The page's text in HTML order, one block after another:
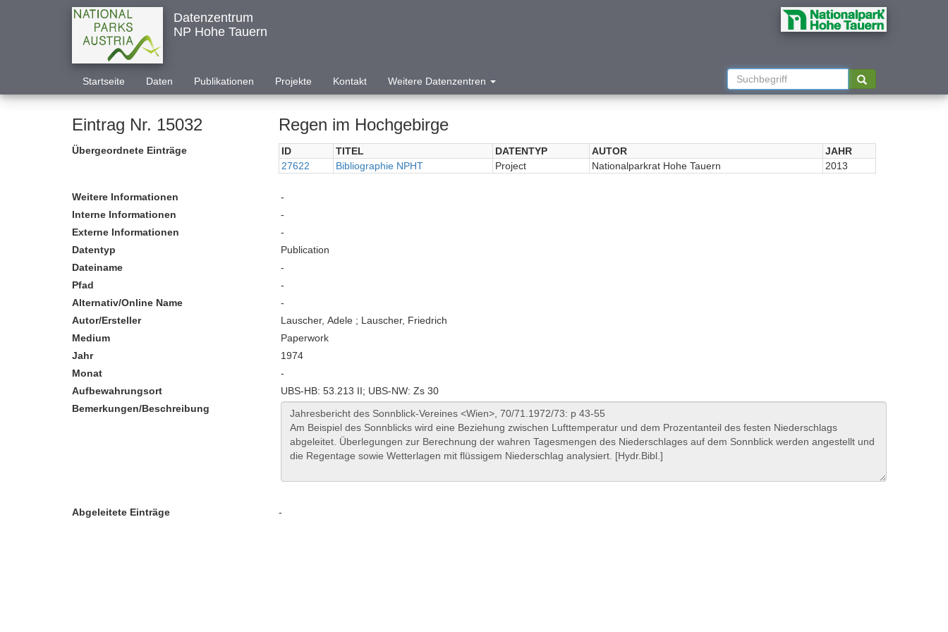
Datenzentrum
NP Hohe Tauern
Startseite Daten Publikationen Projekte Kontakt Weitere Datenzentren
Eintrag Nr. 15032 Regen im Hochgebirge
Übergeordnete Einträge ID TITEL DATENTYP AUTOR
JAHR
27622
Bibliographie NPHT Project Nationalparkrat Hohe Tauern 2013
Weitere Informationen
-
Interne Informationen
-
Externe Informationen
-
Datentyp
Publication
Dateiname
-
Pfad
-
Alternativ/Online Name
-
Autor/Ersteller
Lauscher, Adele ; Lauscher, Friedrich
Medium
Paperwork
Jahr
1974
Monat
-
Aufbewahrungsort
UBS-HB: 53.213 II; UBS-NW: Zs 30
Bemerkungen/Beschreibung
Abgeleitete Einträge -